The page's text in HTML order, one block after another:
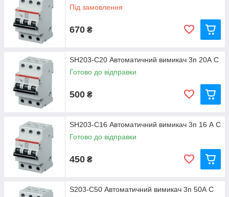
Під замовлення
670 ₴
SH203-C20 Автоматичний вимикач 3п 20А С
Готово до відправки
500 ₴
SH203-C16 Автоматичний вимикач 3п 16 А С
Готово до відправки
450 ₴
S203-C50 Автоматичний вимикач 3п 50А С